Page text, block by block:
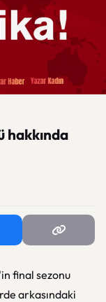
hakkında
final sezonu
arkasındaki